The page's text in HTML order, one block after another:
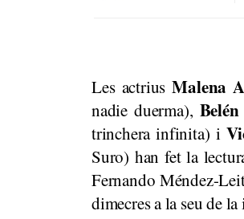
Les actriusMalena
nadie duerma),
trinchera infinita) i
Suro) han fet la
Fernando Méndez-
dimecres a la seu de